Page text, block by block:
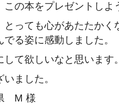
の本をプレゼントしよ
っても心があたたか
る姿に感動しました。
て欲しいなと思います。
ました。
M 様